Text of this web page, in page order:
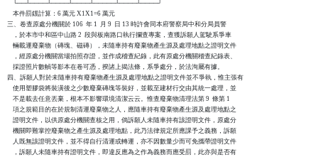
    └──┴────┴────┴────┴─────┴────┴────┘
    本件罰鍰計算：6 萬元 X1X1=6 萬元
三、卷查原處分機關於 106  年 1  月 9  日 13 時許會同本府警察局中和分局員警
    ，於本市中和區中山路 2  段與板南路口執行攔查專案，查獲訴願人駕駛系爭車
    輛載運廢棄物（磚塊、磁磚），未隨車持有廢棄物產生源及處理地點之證明文件
    ，經原處分機關當場拍照存證，並作成稽查紀錄，此有原處分機關稽查紀錄表、
    採證照片數幀等影本在卷可憑，揆諸上揭法條，系爭處分，於法洵屬有據。
四、訴願人對於未隨車持有廢棄物產生源及處理地點之證明文件並不爭執，惟主張有
    使用塑膠袋將裝潢後之少數廢棄磚塊等裝好，並載至建材行交由其統一處理，並
    不是載去任意丟棄，根本不影響環境清潔云云。惟查廢棄物清理法第 9  條第 1
    項之規範目的在於規制清運廢棄物之人，應隨車持有廢棄物產生源及處理地點之
    證明文件，以供原處分機關查核之用，倘訴願人未隨車持有該證明文件，原處分
    機關即難掌控廢棄物之產生源及處理地點，此乃法律規定所應課予之義務，訴願
    人既無該證明文件，並不得自行清運或轉運，亦不因數量少而可免攜帶證明文件
    ，訴願人未隨車持有證明文件，即違反應為之作為義務而應受罰，此亦與是否有